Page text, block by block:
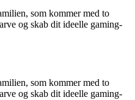
som kommer med to
og skab dit ideelle gaming-
som kommer med to
og skab dit ideelle gaming-